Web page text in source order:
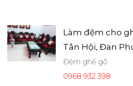
Làm đệm cho
Tân Hội, Đan
Đệm ghế gỗ
0968 932 398